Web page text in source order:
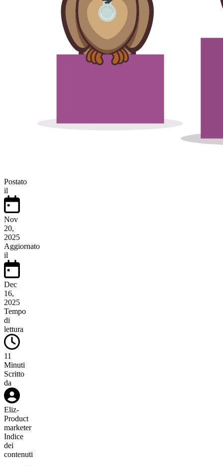
Postato
il
Nov
20,
2025
Aggiornato
il
Dec
16,
2025
Tempo
di
lettura
11
Minuti
Scritto
da
Eliz-
Product
marketer
Indice
dei
contenuti